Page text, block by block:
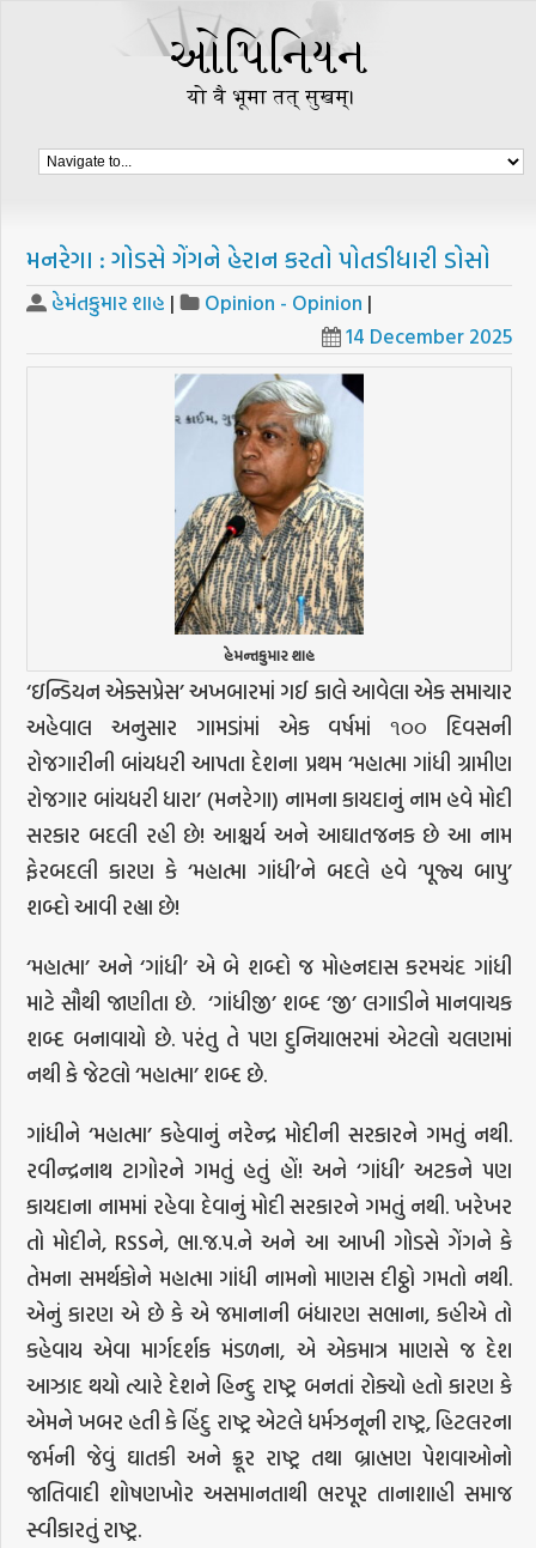
મનરેગા : ગોડસે ગેંગને હેરાન કરતો પોતડીધારી ડોસો
હેમંતકુમાર શાહ | Opinion - Opinion |
14 December 2025
હેમન્તકુમાર શાહ
‘ઇન્ડિયન એક્સપ્રેસ’ અખબારમાં ગઈ કાલે આવેલા એક સમાચાર
અહેવાલ અનુસાર ગામડાંમાં એક વર્ષમાં ૧૦૦ દિવસની
રોજગારીની બાંયધરી આપતા દેશના પ્રથમ ‘મહાત્મા ગાંધી ગ્રામીણ
રોજગાર બાંયધરી ધારા’ (મનરેગા) નામના કાયદાનું નામ હવે મોદી
સરકાર બદલી રહી છે! આશ્ચર્ય અને આઘાતજનક છે આ નામ
ફેરબદલી કારણ કે ‘મહાત્મા ગાંધી’ને બદલે હવે ‘પૂજ્ય બાપુ’
શબ્દો આવી રહ્યા છે!
‘મહાત્મા’ અને ‘ગાંધી’ એ બે શબ્દો જ મોહનદાસ કરમચંદ ગાંધી
માટે સૌથી જાણીતા છે. ‘ગાંધીજી’ શબ્દ ‘જી’ લગાડીને માનવાચક
શબ્દ બનાવાયો છે. પરંતુ તે પણ દુનિયાભરમાં એટલો ચલણમાં
નથી કે જેટલો ‘મહાત્મા’ શબ્દ છે.
ગાંધીને ‘મહાત્મા’ કહેવાનું નરેન્દ્ર મોદીની સરકારને ગમતું નથી.
રવીન્દ્રનાથ ટાગોરને ગમતું હતું હોં! અને ‘ગાંધી’ અટકને પણ
કાયદાના નામમાં રહેવા દેવાનું મોદી સરકારને ગમતું નથી. ખરેખર
તો મોદીને, RSSને, ભા.જ.પ.ને અને આ આખી ગોડસે ગેંગને કે
તેમના સમર્થકોને મહાત્મા ગાંધી નામનો માણસ દીઠ્ઠો ગમતો નથી.
એનું કારણ એ છે કે એ જમાનાની બંધારણ સભાના, કહીએ તો
કહેવાય એવા માર્ગદર્શક મંડળના, એ એકમાત્ર માણસે જ દેશ
આઝાદ થયો ત્યારે દેશને હિન્દુ રાષ્ટ્ર બનતાં રોક્યો હતો કારણ કે
એમને ખબર હતી કે હિંદુ રાષ્ટ્ર એટલે ધર્મઝનૂની રાષ્ટ્ર, હિટલરના
જર્મની જેવું ઘાતકી અને ક્રૂર રાષ્ટ્ર તથા બ્રાહ્મણ પેશવાઓનો
જાતિવાદી શોષણખોર અસમાનતાથી ભરપૂર તાનાશાહી સમાજ
સ્વીકારતું રાષ્ટ્ર.